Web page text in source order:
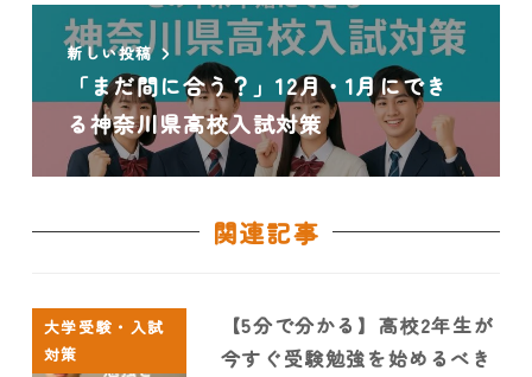
新しい投稿
「まだ間に合う？」12月・1月にでき
る神奈川県高校入試対策
関連記事
大学受験・入試
対策
【5分で分かる】高校2年生が
今すぐ受験勉強を始めるべき